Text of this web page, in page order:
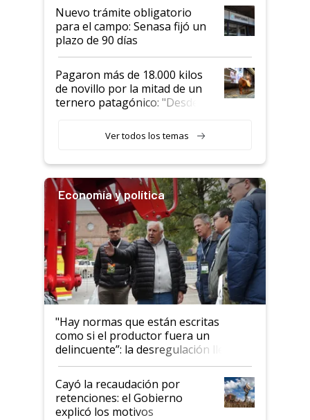
Nuevo trámite obligatorio
para el campo: Senasa fijó un
plazo de 90 días
Pagaron más de 18.000 kilos
de novillo por la mitad de un
ternero patagónico: "Desde
llamar la atención"
Ver todos los temas
Economía y política
"Hay normas que están escritas
como si el productor fuera un
delincuente”: la desregulación llegó
al Congreso Aapresid y hasta se
habló del financiamiento al IPCVA
Cayó la recaudación por
retenciones: el Gobierno
explicó los motivos